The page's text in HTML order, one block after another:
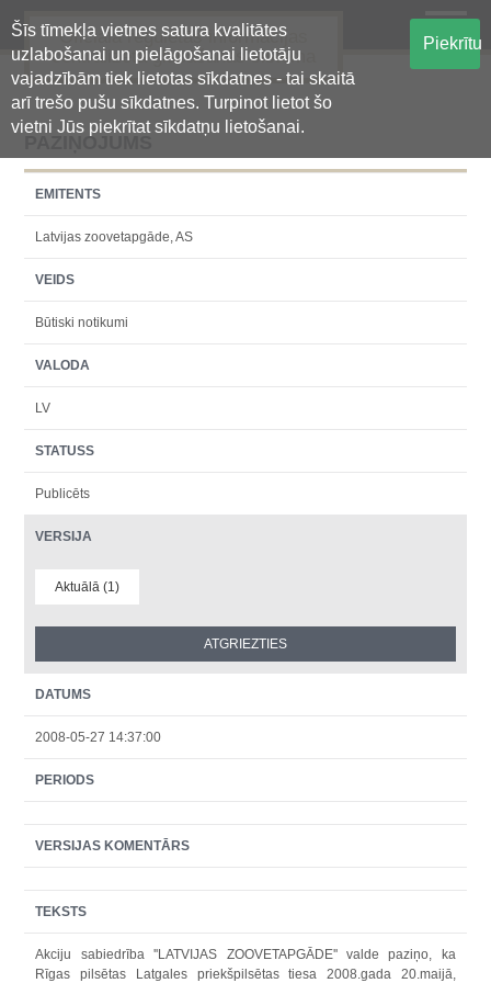
Šīs tīmekļa vietnes satura kvalitātes
uzlabošanai un pielāgošanai lietotāju
vajadzībām tiek lietotas sīkdatnes - tai skaitā
arī trešo pušu sīkdatnes. Turpinot lietot šo
vietni Jūs piekrītat sīkdatņu lietošanai.
Piekrītu
Oficiālā regulētās informācijas
centralizētā glabāšanas sistēma
PAZIŅOJUMS
EMITENTS
Latvijas zoovetapgāde, AS
VEIDS
Būtiski notikumi
VALODA
LV
STATUSS
Publicēts
VERSIJA
Aktuālā (1)
DATUMS
2008-05-27 14:37:00
PERIODS
VERSIJAS KOMENTĀRS
TEKSTS
Akciju sabiedrība ''LATVIJAS ZOOVETAPGĀDE'' valde paziņo, ka
Rīgas pilsētas Latgales priekšpilsētas tiesa 2008.gada 20.maijā,